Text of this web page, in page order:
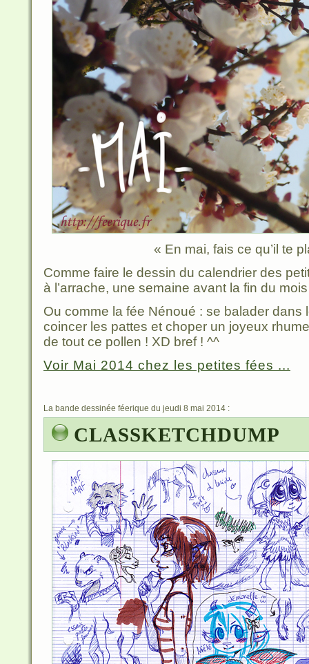
« En mai, fais ce qu’il te
Comme faire le dessin du calendrier des
à l’arrache, une semaine avant la fin du
Ou comme la fée Nénoué : se balader dans
coincer les pattes et choper un joyeux
de tout ce pollen ! XD bref ! ^^
Voir Mai 2014 chez les petites fées ...
La bande dessinée féerique du jeudi 8 mai 2014 :
CLASSKETCHDUMP